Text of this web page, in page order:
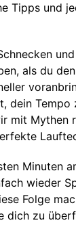
Tipps und
als du
dein Tempo
mit Mythen
Minuten
wieder
Folge
dich zu